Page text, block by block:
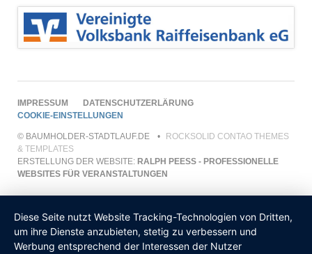
Gruppe
NAVIGATION
ÜBERSPRINGEN
IMPRESSUM
DATENSCHUTZERLÄRUNG
COOKIE-EINSTELLUNGEN
© BAUMHOLDER-STADTLAUF.DE
ROCKSOLID CONTAO THEMES
& TEMPLATES
ERSTELLUNG DER WEBSITE: RALPH PEESS - PROFESSIONELLE W
EBSITES FÜR VERANSTALTUNGEN
Diese Seite nutzt Website Tracking-Technologien von Dritten,
um ihre Dienste anzubieten, stetig zu verbessern und
Werbung entsprechend der Interessen der Nutzer